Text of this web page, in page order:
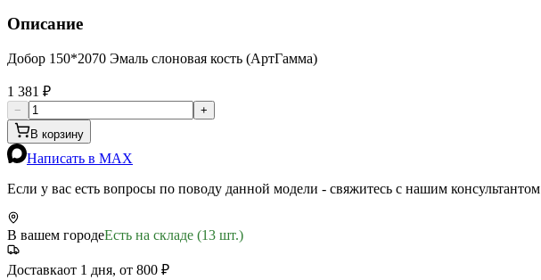
Описание
Добор 150*2070 Эмаль слоновая кость (АртГамма)
1 381 ₽
−
+
В корзину
Написать в MAX
Если у вас есть вопросы по поводу данной модели - свяжитесь с нашим консультантом
В вашем городеЕсть на складе (13 шт.)
Доставкаот 1 дня, от 800 ₽